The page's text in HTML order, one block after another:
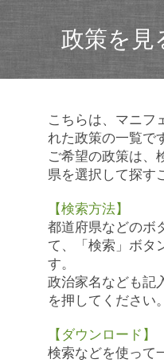
政策を見
こちらは、マニフ
れた政策の一覧で
ご希望の政策は、
県を選択して探す
【検索方法】
都道府県などのボ
て、「検索」ボタ
す。
政治家名なども記
を押してください。
【ダウンロード】
検索などを使って